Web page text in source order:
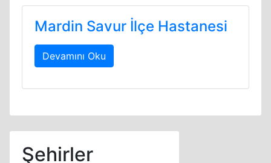
Mardin Savur İlçe Hastanesi
Devamını Oku
Şehirler